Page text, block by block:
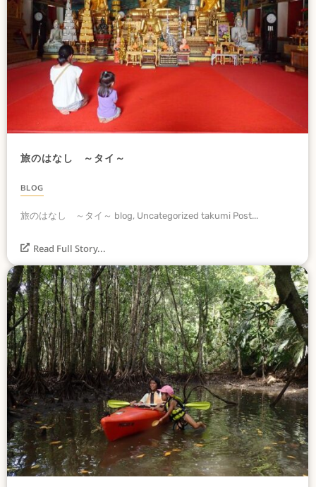
旅のはなし ～タイ～
BLOG
旅のはなし ～タイ～ blog, Uncategorized takumi Post...
Read Full Story...